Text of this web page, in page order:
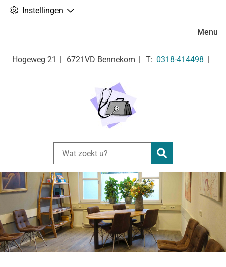
Instellingen
Hogeweg 21 6721VD Bennekom Tel:
0318-414498
Zoeken
Menu